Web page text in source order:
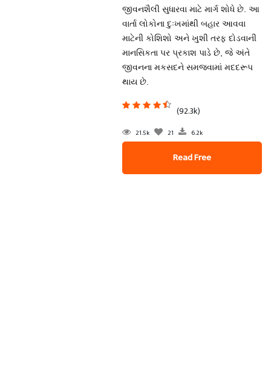
જીવનશૈલી સુધારવા માટે માર્ગ શોધે છે. આ
વાર્તા લોકોના દુઃખમાંથી બહાર આવવા
માટેની કોશિશો અને ખુશી તરફ દોડવાની
માનસિકતા પર પ્રકાશ પાડે છે, જે અંતે
જીવનના મકસદને સમજવામાં મદદરૂપ
થાય છે.
(92.3k)
21.5k 21 6.2k
Read Free